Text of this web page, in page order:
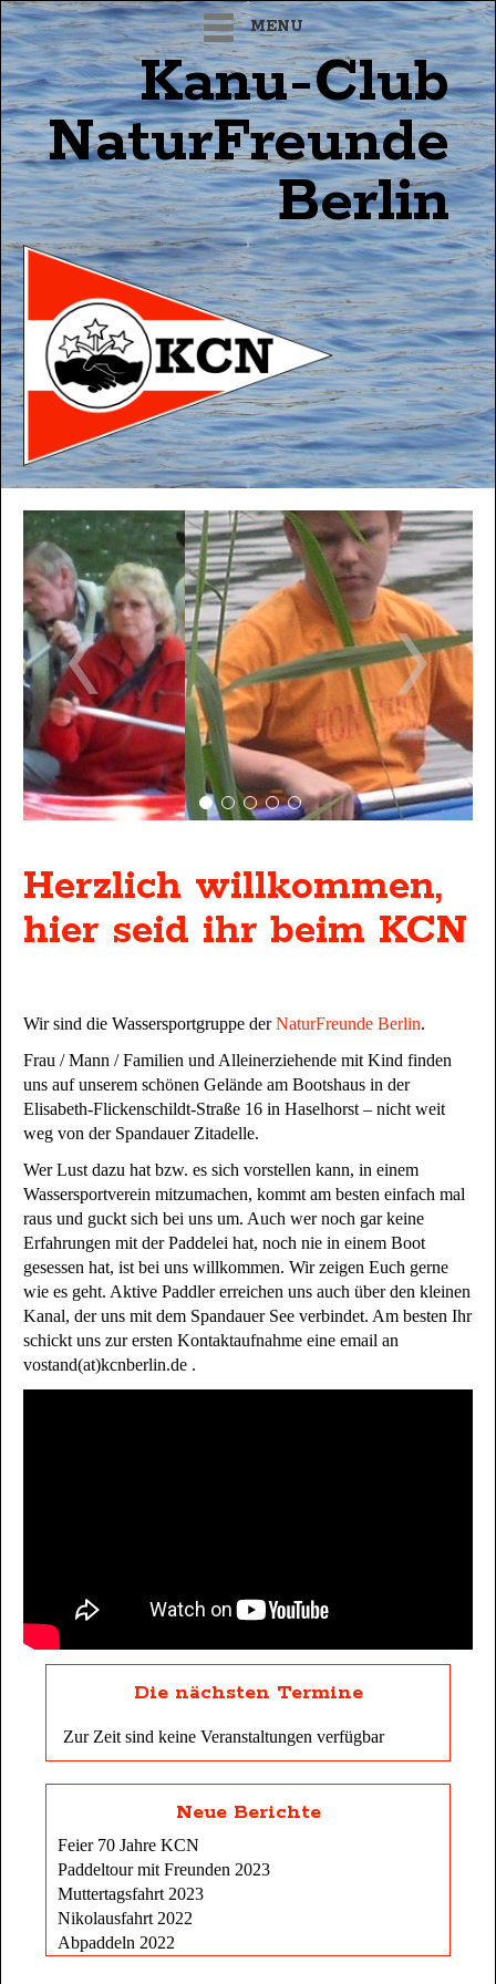
MENU
Kanu-Club
NaturFreunde
Berlin
Herzlich willkommen,
hier seid ihr beim KCN
Wir sind die Wassersportgruppe derNaturFreunde Berlin.
Frau / Mann / Familien und Alleinerziehende mit Kind finden
uns auf unserem schönen Gelände am Bootshaus in der
Elisabeth-Flickenschildt-Straße 16 in Haselhorst – nicht weit
weg von der Spandauer Zitadelle.
Wer Lust dazu hat bzw. es sich vorstellen kann, in einem
Wassersportverein mitzumachen, kommt am besten einfach mal
raus und guckt sich bei uns um. Auch wer noch gar keine
Erfahrungen mit der Paddelei hat, noch nie in einem Boot
gesessen hat, ist bei uns willkommen. Wir zeigen Euch gerne
wie es geht. Aktive Paddler erreichen uns auch über den kleinen
Kanal, der uns mit dem Spandauer See verbindet. Am besten Ihr
schickt uns zur ersten Kontaktaufnahme eine email an
vostand(at)kcnberlin.de .
Die nächsten Termine
Zur Zeit sind keine Veranstaltungen verfügbar
Neue Berichte
Feier 70 Jahre KCN
Paddeltour mit Freunden 2023
Muttertagsfahrt 2023
Nikolausfahrt 2022
Abpaddeln 2022